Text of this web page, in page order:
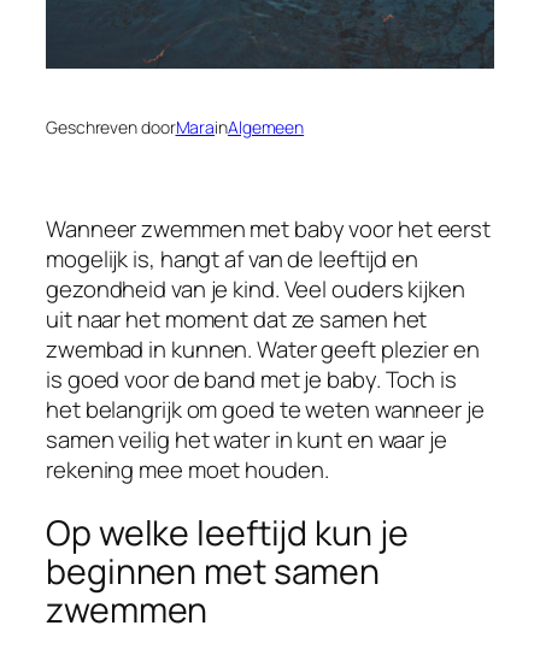
Geschreven doorMarainAlgemeen
Wanneer zwemmen met baby voor het eerst
mogelijk is, hangt af van de leeftijd en
gezondheid van je kind. Veel ouders kijken
uit naar het moment dat ze samen het
zwembad in kunnen. Water geeft plezier en
is goed voor de band met je baby. Toch is
het belangrijk om goed te weten wanneer je
samen veilig het water in kunt en waar je
rekening mee moet houden.
Op welke leeftijd kun je
beginnen met samen
zwemmen